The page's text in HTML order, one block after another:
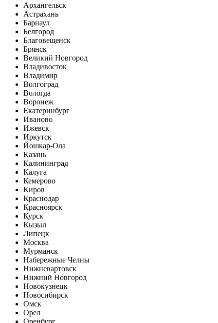
Архангельск
Астрахань
Барнаул
Белгород
Благовещенск
Брянск
Великий Новгород
Владивосток
Владимир
Волгоград
Вологда
Воронеж
Екатеринбург
Иваново
Ижевск
Иркутск
Йошкар-Ола
Казань
Калининград
Калуга
Кемерово
Киров
Краснодар
Красноярск
Курск
Кызыл
Липецк
Москва
Мурманск
Набережные Челны
Нижневартовск
Нижний Новгород
Новокузнецк
Новосибирск
Омск
Орел
Оренбург